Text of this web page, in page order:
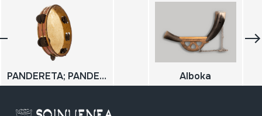
PANDERETA; PANDEROA Alboka